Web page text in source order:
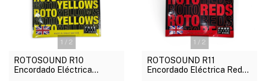
1 / 2
ROTOSOUND R10
Encordado Eléctrica
1 / 2
ROTOSOUND R11
Encordado Eléctrica Reds